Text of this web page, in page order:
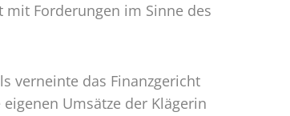
Forderungen im Sinne des
verneinte das Finanzgericht
Umsätze der Klägerin